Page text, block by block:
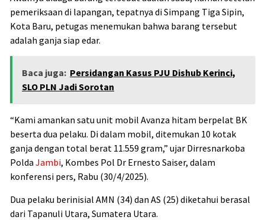
pemeriksaan di lapangan, tepatnya di Simpang Tiga Sipin,
Kota Baru, petugas menemukan bahwa barang tersebut
adalah ganja siap edar.
Baca juga: Persidangan Kasus PJU Dishub Kerinci,
SLO PLN Jadi Sorotan
“Kami amankan satu unit mobil Avanza hitam berpelat BK
beserta dua pelaku. Di dalam mobil, ditemukan 10 kotak
ganja dengan total berat 11.559 gram,” ujar Dirresnarkoba
Polda Jambi, Kombes Pol Dr Ernesto Saiser, dalam
konferensi pers, Rabu (30/4/2025).
Dua pelaku berinisial AMN (34) dan AS (25) diketahui berasal
dari Tapanuli Utara, Sumatera Utara.